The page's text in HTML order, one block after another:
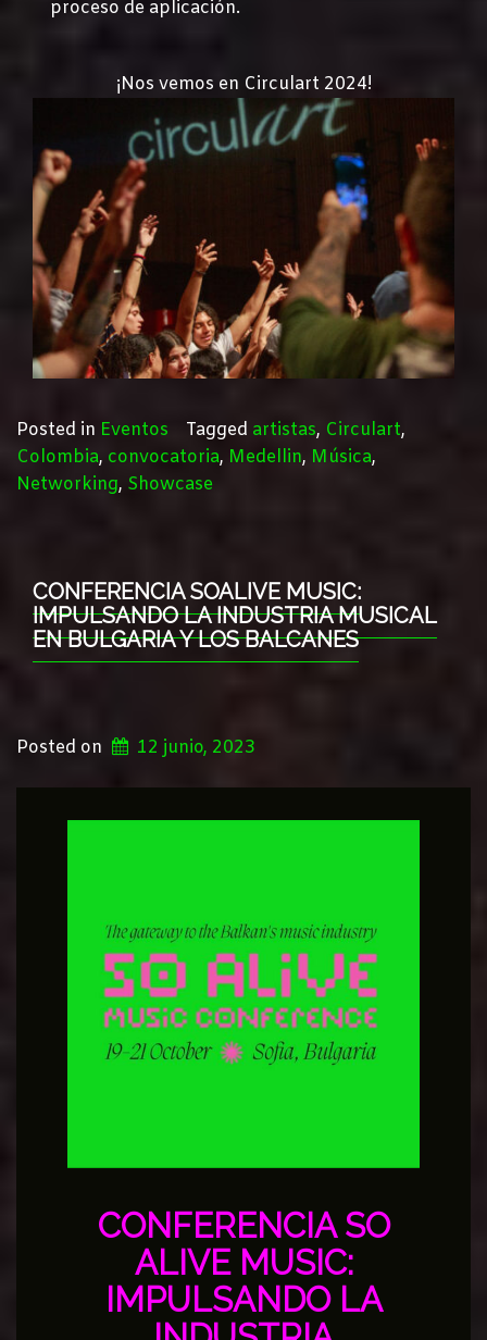
proceso de aplicación.
¡Nos vemos en Circulart 2024!
Posted in Eventos Tagged artistas, Circulart,
Colombia, convocatoria, Medellin, Música,
Networking, Showcase
CONFERENCIA SOALIVE MUSIC:
IMPULSANDO LA INDUSTRIA MUSICAL
EN BULGARIA Y LOS BALCANES
Posted on 12 junio, 2023
CONFERENCIA SO
ALIVE MUSIC:
IMPULSANDO LA